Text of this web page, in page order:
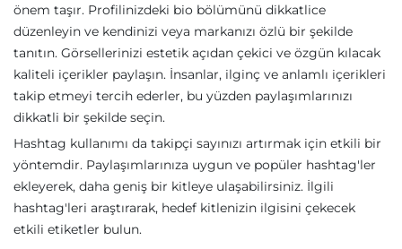
önem taşır. Profilinizdeki bio bölümünü dikkatlice
düzenleyin ve kendinizi veya markanızı özlü bir şekilde
tanıtın. Görsellerinizi estetik açıdan çekici ve özgün kılacak
kaliteli içerikler paylaşın. İnsanlar, ilginç ve anlamlı içerikleri
takip etmeyi tercih ederler, bu yüzden paylaşımlarınızı
dikkatli bir şekilde seçin.
Hashtag kullanımı da takipçi sayınızı artırmak için etkili bir
yöntemdir. Paylaşımlarınıza uygun ve popüler hashtag'ler
ekleyerek, daha geniş bir kitleye ulaşabilirsiniz. İlgili
hashtag'leri araştırarak, hedef kitlenizin ilgisini çekecek
etkili etiketler bulun.